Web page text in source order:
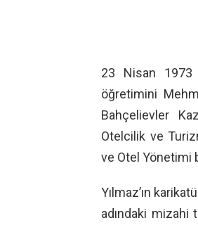
23 Nisan 1973
öğretimini
Bahçelievler
Otelcilik ve
ve Otel Yönetimi
Yılmaz’ın
adındaki mizahi